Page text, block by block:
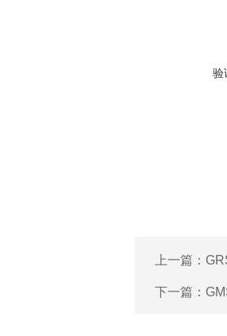
验
上一篇：
下一篇：